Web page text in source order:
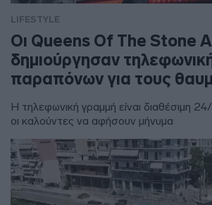
LIFESTYLE
Οι Queens Of The Stone
δημιούργησαν
παραπόνων για τους
Η τηλεφωνική γραμμή είναι διαθέσιμη
οι καλούντες να αφήσουν μήνυμα